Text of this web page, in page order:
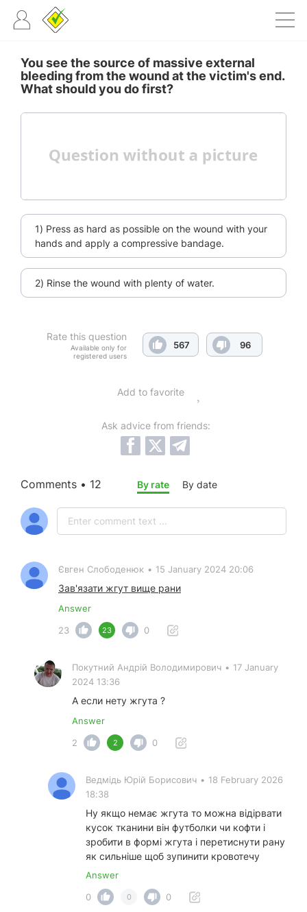
You see the source of massive external
bleeding from the wound at the victim's end.
What should you do first?
1) Press as hard as possible on the wound with your
hands and apply a compressive bandage.
2) Rinse the wound with plenty of water.
Rate this question
Available only for
registered users
567 96
Add to favorite
Ask advice from friends:
Comments • 12 By rate By date
Євген Слободенюк • 15 January 2024 20:06
Зав'язати жгут вище рани
Answer
23
23 0
Покутний Андрiй Володимирович • 17 January
2024 13:36
А если нету жгута ?
Answer
2
2 0
Ведмідь Юрій Борисович • 18 February 2026
18:38
Ну якщо немає жгута то можна відірвати
кусок тканини він футболки чи кофти і
зробити в формі жгута і перетиснути рану
як сильніше щоб зупинити кровотечу
Answer
0
0 0